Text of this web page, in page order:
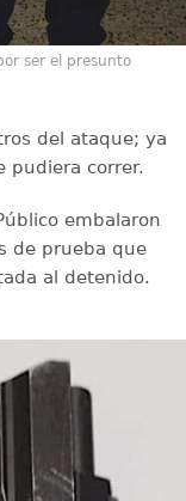
ser el presunto
del ataque; ya
pudiera correr.
embalaron
de prueba que
al detenido.